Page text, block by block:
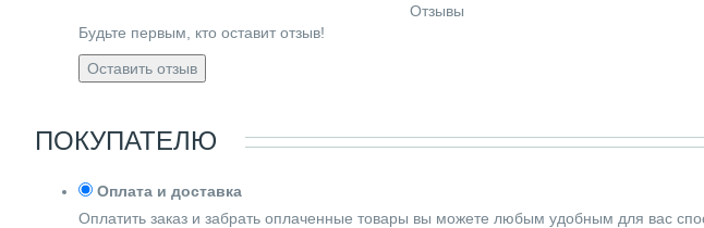
Отзывы
Будьте первым, кто оставит отзыв!
Оставить отзыв
ПОКУПАТЕЛЮ
Оплата и доставка
Оплатить заказ и забрать оплаченные товары вы можете любым удобным для вас